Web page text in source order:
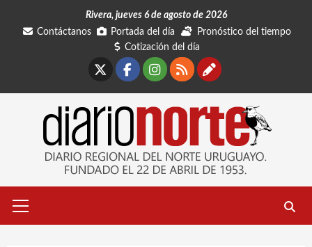
Rivera, jueves 6 de agosto de 2026
Contáctanos
Portada del día
Pronóstico del tiempo
Cotización del día
Facebook
Instagram
RSSContáctanos
primario